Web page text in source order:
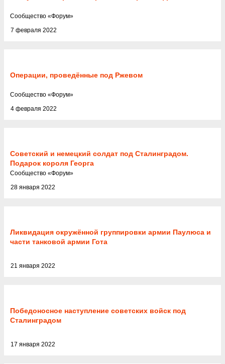
7 февраля 2022
Cообщество «Форум»
Операции, проведённые под Ржевом
4 февраля 2022
Cообщество «Форум»
Советский и немецкий солдат под Сталинградом.
Подарок короля Георга
28 января 2022
Cообщество «Форум»
Ликвидация окружённой группировки армии Паулюса и
части танковой армии Гота
21 января 2022
Победоносное наступление советских войск под
Сталинградом
17 января 2022